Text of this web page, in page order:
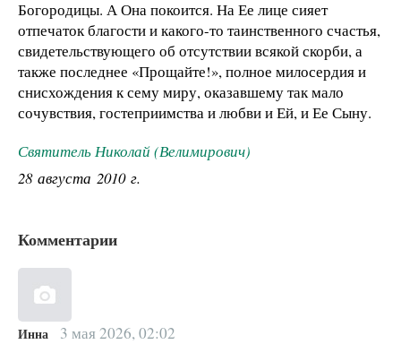
Богородицы. А Она покоится. На Ее лице сияет
отпечаток благости и какого-то таинственного счастья,
свидетельствующего об отсутствии всякой скорби, а
также последнее «Прощайте!», полное милосердия и
снисхождения к сему миру, оказавшему так мало
сочувствия, гостеприимства и любви и Ей, и Ее Сыну.
Святитель Николай (Велимирович)
28 августа 2010 г.
Комментарии
Инна 3 мая 2026, 02:02